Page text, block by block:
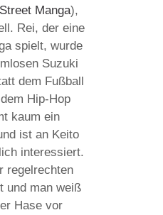
Manga),
Rei, der eine
spielt, wurde
Suzuki
dem Fußball
Hip-Hop
kaum ein
ist an Keito
interessiert.
regelrechten
und man weiß
Hase vor